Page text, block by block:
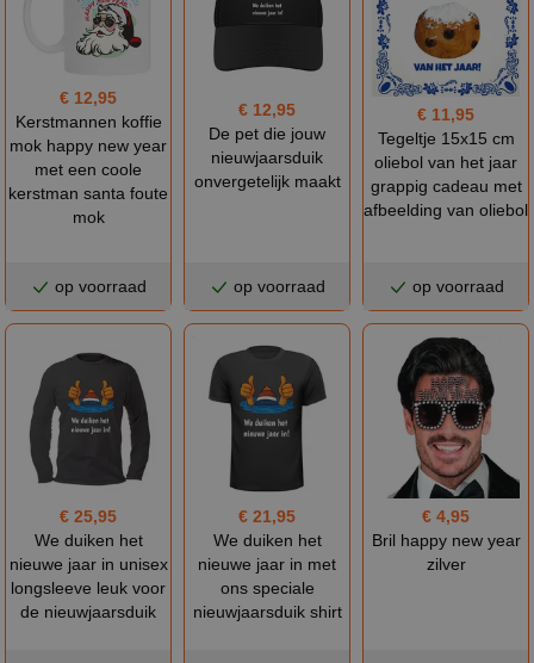
€ 12,95
Kerstmannen koffie
mok happy new year
met een coole
kerstman santa foute
mok
op voorraad
€ 12,95
De pet die jouw
nieuwjaarsduik
onvergetelijk maakt
op voorraad
€ 11,95
Tegeltje 15x15 cm
oliebol van het jaar
grappig cadeau met
afbeelding van oliebol
op voorraad
€ 25,95
We duiken het
nieuwe jaar in unisex
longsleeve leuk voor
de nieuwjaarsduik
€ 21,95
We duiken het
nieuwe jaar in met
ons speciale
nieuwjaarsduik shirt
€ 4,95
Bril happy new year
zilver